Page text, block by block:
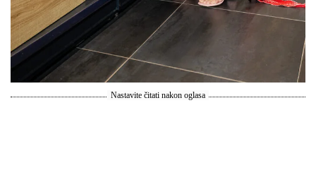
Nastavite čitati nakon oglasa